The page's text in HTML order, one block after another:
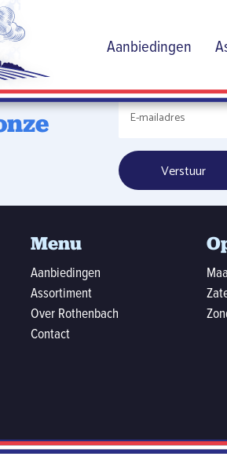
Aanbiedingen
Menu
Aanbiedingen
Assortiment
Over Rothenbach
Contact